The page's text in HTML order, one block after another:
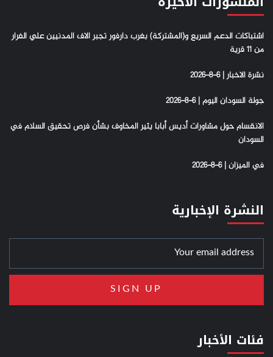
اشتباكات الدعم السريع و(المشتركة) بغرب دارفور تجبر الاف المدنيين علي الفرار
من 11 قرية
نشرة الاخبار | 6-8-2026
جولة السودان اليوم | 6-8-2026
الانقسام حول مشاورات أديس أبابا يثير المخاوف بشأن فرص تحقيق السلام في
السودان
في الميزان | 6-8-2026
النشرة الإخبارية
فئات الأخبار